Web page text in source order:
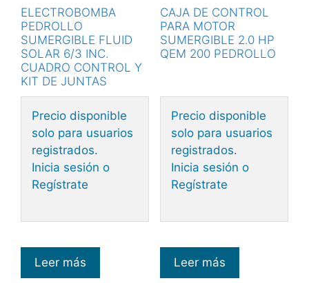
ELECTROBOMBA
PEDROLLO
SUMERGIBLE FLUID
SOLAR 6/3 INC.
CUADRO CONTROL Y
KIT DE JUNTAS
Precio disponible
solo para usuarios
registrados.
Inicia sesión o
Regístrate
Leer más
CAJA DE CONTROL
PARA MOTOR
SUMERGIBLE 2.0 HP
QEM 200 PEDROLLO
Precio disponible
solo para usuarios
registrados.
Inicia sesión o
Regístrate
Leer más